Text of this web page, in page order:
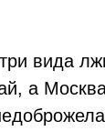
вида
а